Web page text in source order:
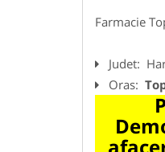
Farmacie
Judet:
Oras: